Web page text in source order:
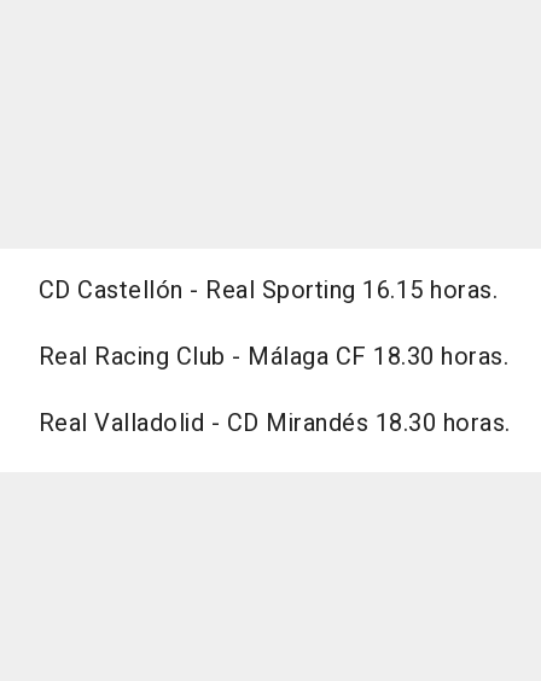
CD Castellón - Real Sporting 16.15 horas.
Real Racing Club - Málaga CF 18.30 horas.
Real Valladolid - CD Mirandés 18.30 horas.